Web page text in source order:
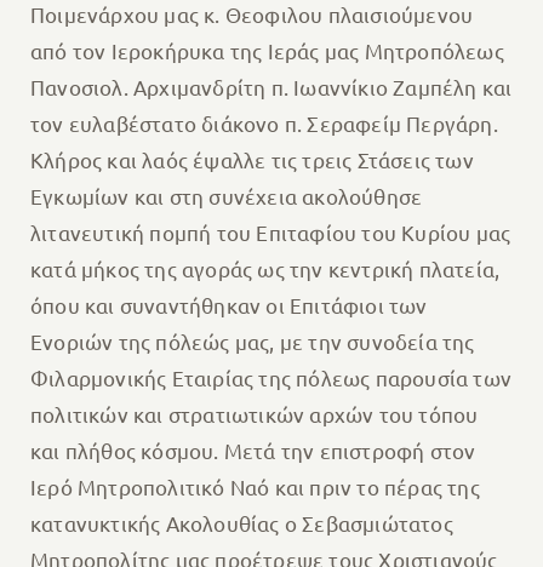
Ποιμενάρχου μας κ. Θεοφιλου πλαισιούμενου
από τον Ιεροκήρυκα της Ιεράς μας Μητροπόλεως
Πανοσιολ. Αρχιμανδρίτη π. Ιωαννίκιο Ζαμπέλη και
τον ευλαβέστατο διάκονο π. Σεραφείμ Περγάρη.
Κλήρος και λαός έψαλλε τις τρεις Στάσεις των
Εγκωμίων και στη συνέχεια ακολούθησε
λιτανευτική πομπή του Επιταφίου του Κυρίου μας
κατά μήκος της αγοράς ως την κεντρική πλατεία,
όπου και συναντήθηκαν οι Επιτάφιοι των
Ενοριών της πόλεώς μας, με την συνοδεία της
Φιλαρμονικής Εταιρίας της πόλεως παρουσία των
πολιτικών και στρατιωτικών αρχών του τόπου
και πλήθος κόσμου. Μετά την επιστροφή στον
Ιερό Μητροπολιτικό Ναό και πριν το πέρας της
κατανυκτικής Ακολουθίας ο Σεβασμιώτατος
Μητροπολίτης μας προέτρεψε τους Χριστιανούς